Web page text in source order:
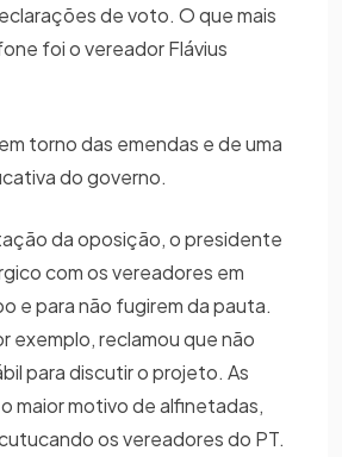
de voto. O que mais
foi o vereador Flávius
torno das emendas e de uma
do governo.
da oposição, o presidente
com os vereadores em
e para não fugirem da pauta.
exemplo, reclamou que não
para discutir o projeto. As
maior motivo de alfinetadas,
os vereadores do PT.